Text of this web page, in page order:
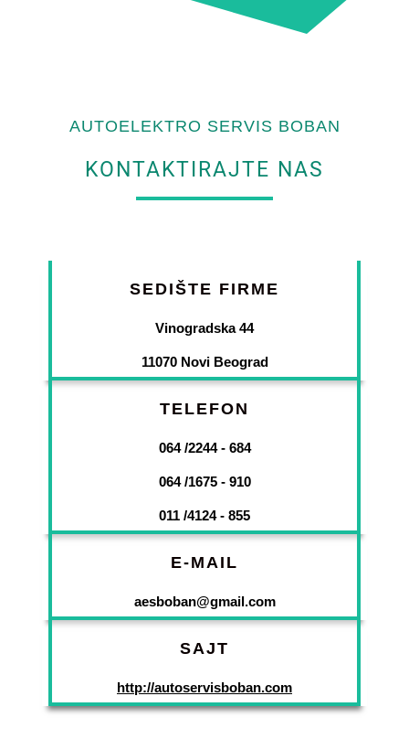
AUTOELEKTRO SERVIS BOBAN
KONTAKTIRAJTE NAS
SEDIŠTE FIRME
Vinogradska 44
11070 Novi Beograd
TELEFON
064 /2244 - 684
064 /1675 - 910
011 /4124 - 855
E-MAIL
aesboban@gmail.com
SAJT
http://autoservisboban.com